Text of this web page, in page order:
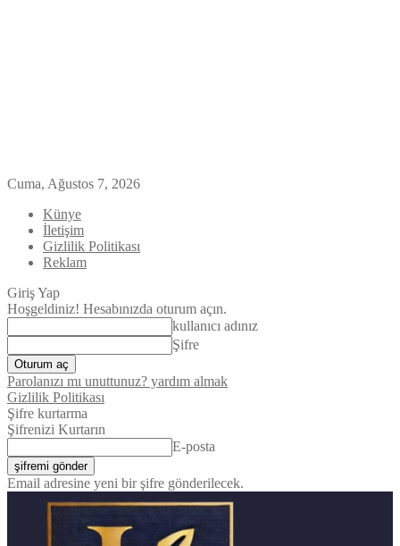
Cuma, Ağustos 7, 2026
Künye
İletişim
Gizlilik Politikası
Reklam
Giriş Yap
Hoşgeldiniz! Hesabınızda oturum açın.
kullanıcı adınız
Şifre
Parolanızı mı unuttunuz? yardım almak
Gizlilik Politikası
Şifre kurtarma
Şifrenizi Kurtarın
E-posta
Email adresine yeni bir şifre gönderilecek.